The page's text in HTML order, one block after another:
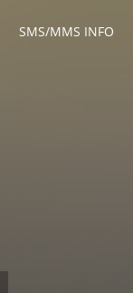
SMS/MMS INFO